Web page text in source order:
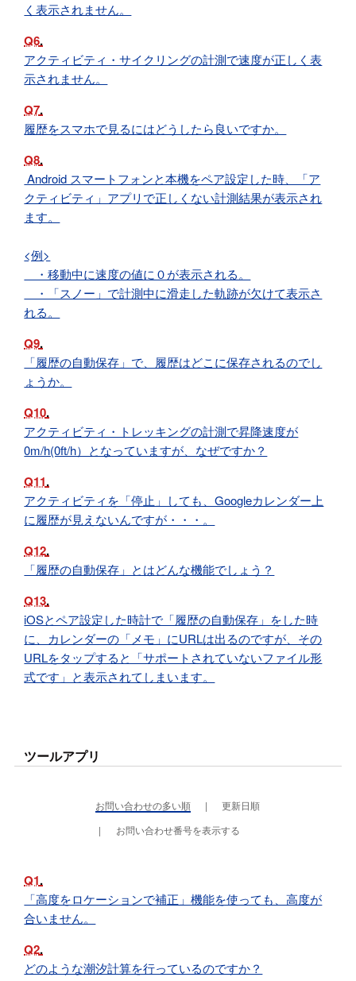
く表示されません。
Q6
アクティビティ・サイクリングの計測で速度が正しく表
示されません。
Q7
履歴をスマホで見るにはどうしたら良いですか。
Q8
Android スマートフォンと本機をペア設定した時、「ア
クティビティ」アプリで正しくない計測結果が表示され
ます。
<例>
・移動中に速度の値に０が表示される。
・「スノー」で計測中に滑走した軌跡が欠けて表示さ
れる。
Q9
「履歴の自動保存」で、履歴はどこに保存されるのでし
ょうか。
Q10
アクティビティ・トレッキングの計測で昇降速度が
0m/h(0ft/h）となっていますが、なぜですか？
Q11
アクティビティを「停止」しても、Googleカレンダー上
に履歴が見えないんですが・・・。
Q12
「履歴の自動保存」とはどんな機能でしょう？
Q13
iOSとペア設定した時計で「履歴の自動保存」をした時
に、カレンダーの「メモ」にURLは出るのですが、その
URLをタップすると「サポートされていないファイル形
式です」と表示されてしまいます。
ツールアプリ
お問い合わせの多い順
更新日順
お問い合わせ番号を表示する
Q1
「高度をロケーションで補正」機能を使っても、高度が
合いません。
Q2
どのような潮汐計算を行っているのですか？